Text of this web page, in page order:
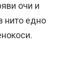
очи и
нито едно